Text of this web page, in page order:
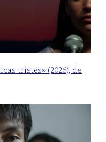
tristes» (2026), de